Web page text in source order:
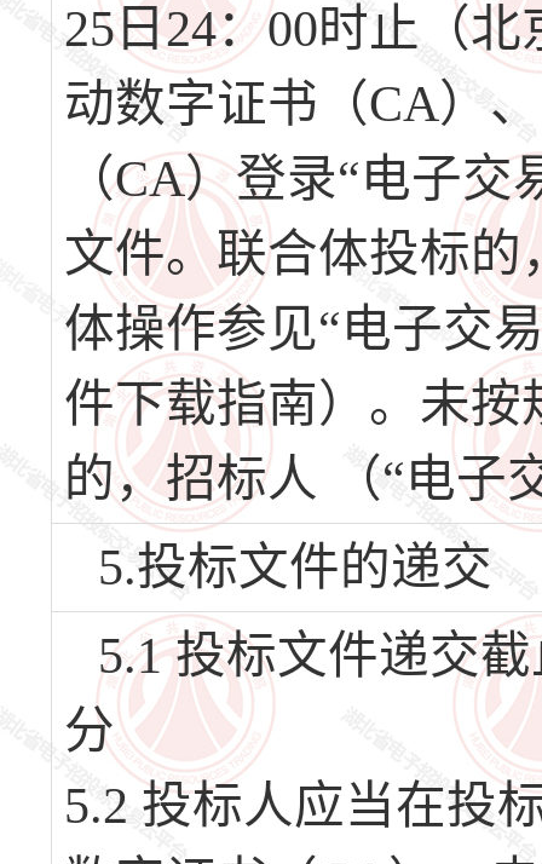
25日24：00时止（
动数字证书（CA）
（CA）登录“电子
文件。联合体投标
体操作参见“电子交
件下载指南）。未按
的，招标人 （“电子
5.投标文件的递交
5.1 投标文件递交
分
5.2 投标人应当在投